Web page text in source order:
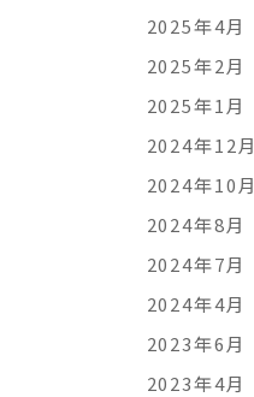
2025年4月
2025年2月
2025年1月
2024年12月
2024年10月
2024年8月
2024年7月
2024年4月
2023年6月
2023年4月